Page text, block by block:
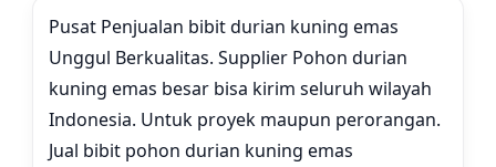
Pusat Penjualan bibit durian kuning emas
Unggul Berkualitas. Supplier Pohon durian
kuning emas besar bisa kirim seluruh wilayah
Indonesia. Untuk proyek maupun perorangan.
Jual bibit pohon durian kuning emas